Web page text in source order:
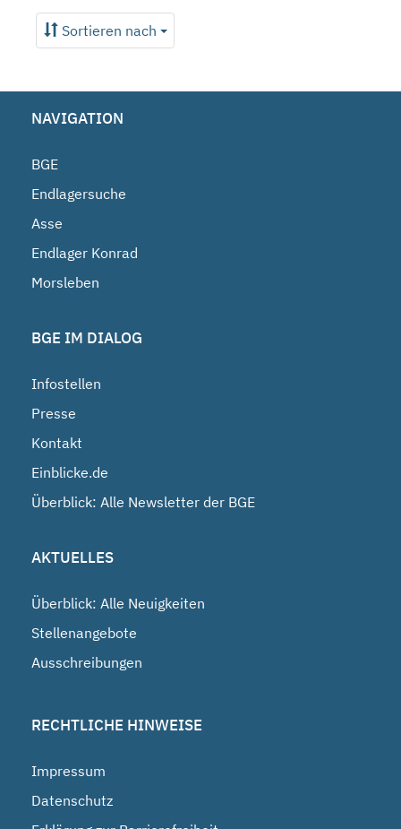
Sortieren nach
NAVIGATION
BGE
Endlagersuche
Asse
Endlager Konrad
Morsleben
BGE IM DIALOG
Infostellen
Presse
Kontakt
Einblicke.de
Überblick: Alle Newsletter der BGE
AKTUELLES
Überblick: Alle Neuigkeiten
Stellenangebote
Ausschreibungen
RECHTLICHE HINWEISE
Impressum
Datenschutz